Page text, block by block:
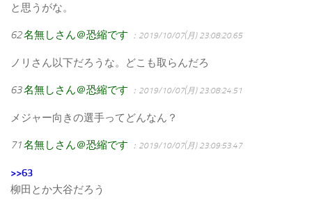
と思うがな。
62名無しさん＠恐縮です ：2019/10/07(月) 23:08:20.65
ノリさん以下だろうな。どこも取らんだろ
63名無しさん＠恐縮です ：2019/10/07(月) 23:08:24.51
メジャー向きの選手ってどんなん？
71名無しさん＠恐縮です ：2019/10/07(月) 23:09:53.47
>>63
柳田とか大谷だろう